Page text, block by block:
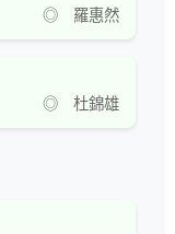
◎ 羅惠然
◎ 杜錦雄